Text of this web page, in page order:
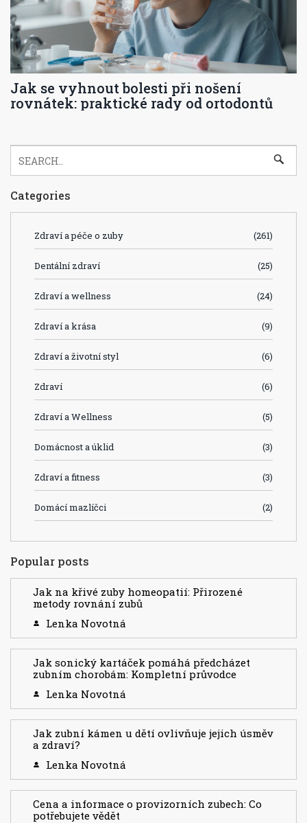
Jak se vyhnout bolesti při nošení
rovnátek: praktické rady od ortodontů
Categories
Zdraví a péče o zuby (261)
Dentální zdraví (25)
Zdraví a wellness (24)
Zdraví a krása (9)
Zdraví a životní styl (6)
Zdraví (6)
Zdraví a Wellness (5)
Domácnost a úklid (3)
Zdraví a fitness (3)
Domácí mazlíčci (2)
Popular posts
Jak na křivé zuby homeopatií: Přirozené
metody rovnání zubů
Lenka Novotná
Jak sonický kartáček pomáhá předcházet
zubním chorobám: Kompletní průvodce
Lenka Novotná
Jak zubní kámen u dětí ovlivňuje jejich úsměv
a zdraví?
Lenka Novotná
Cena a informace o provizorních zubech: Co
potřebujete vědět